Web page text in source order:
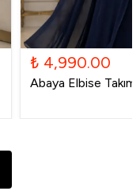
₺ 4,990.00
Abaya Elbise